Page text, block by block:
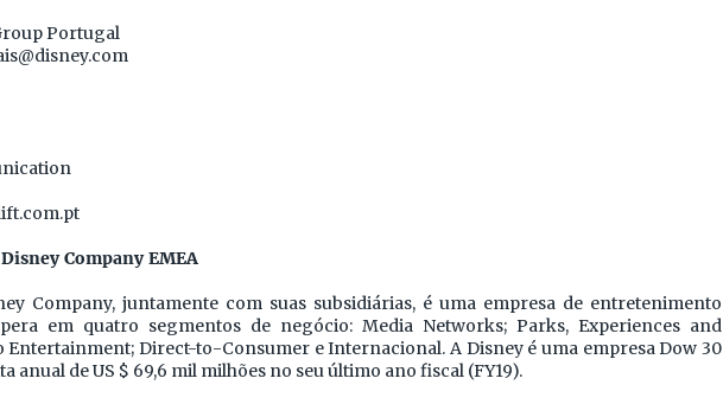
Portugal
Company EMEA
Company, juntamente com suas subsidiárias, é uma empresa de entretenimento
em quatro segmentos de negócio: Media Networks; Parks, Experiences and
Entertainment; Direct-to-Consumer e Internacional. A Disney é uma empresa Dow 30
anual de US $ 69,6 mil milhões no seu último ano fiscal (FY19).